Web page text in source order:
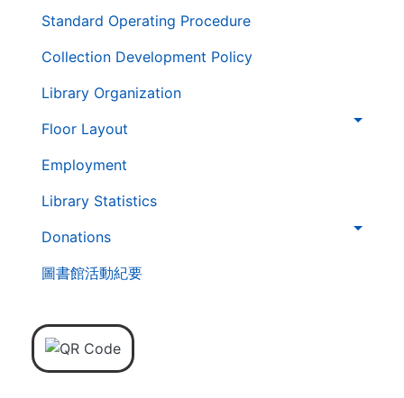
Standard Operating Procedure
Collection Development Policy
Library Organization
Floor Layout
Employment
Library Statistics
Donations
圖書館活動紀要